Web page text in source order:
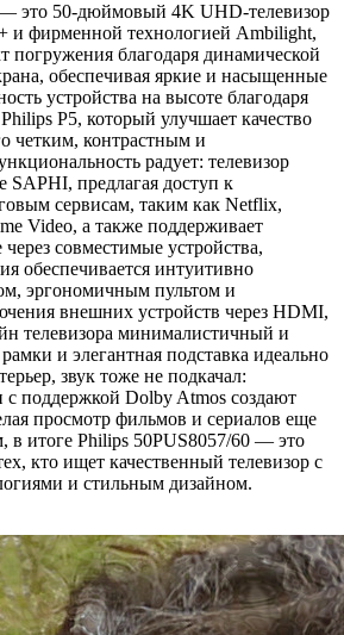
это 50-дюймовый 4K UHD-телевизор
и фирменной технологией Ambilight,
погружения благодаря динамической
обеспечивая яркие и насыщенные
устройства на высоте благодаря
P5, который улучшает качество
четким, контрастным и
радует: телевизор
SAPHI, предлагая доступ к
сервисам, таким как Netflix,
Video, а также поддерживает
совместимые устройства,
обеспечивается интуитивно
эргономичным пультом и
внешних устройств через HDMI,
телевизора минималистичный и
и элегантная подставка идеально
звук тоже не подкачал:
поддержкой Dolby Atmos создают
просмотр фильмов и сериалов еще
в итоге Philips 50PUS8057/60 — это
кто ищет качественный телевизор с
и стильным дизайном.